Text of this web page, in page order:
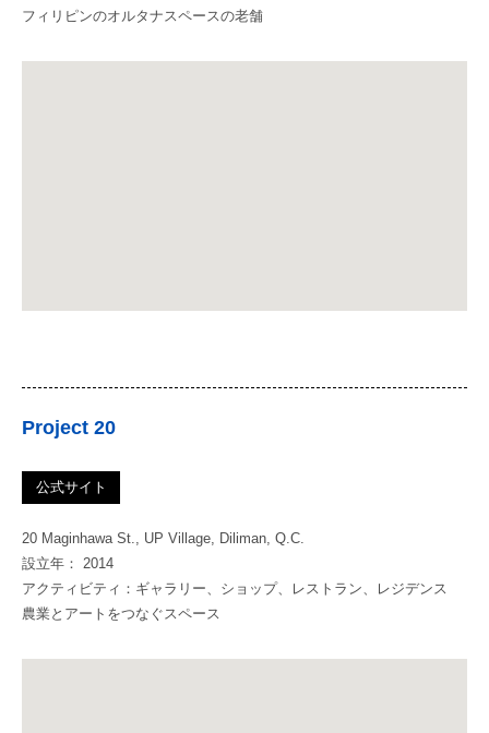
フィリピンのオルタナスペースの老舗
Project 20
公式サイト
20 Maginhawa St., UP Village, Diliman, Q.C.
設立年： 2014
アクティビティ：ギャラリー、ショップ、レストラン、レジデンス
農業とアートをつなぐスペース